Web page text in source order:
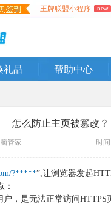
王牌联盟小程序 new
礼品 帮助中心
怎么防止主页被篡改？
管家 时
?*****”,让浏览器发起
：
，是无法正常访问